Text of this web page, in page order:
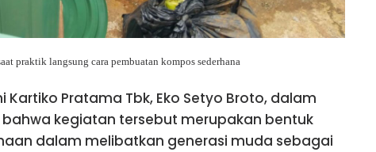
praktik langsung cara pembuatan kompos sederhana
Kartiko Pratama Tbk, Eko Setyo Broto, dalam
kegiatan tersebut merupakan bentuk
dalam melibatkan generasi muda sebagai